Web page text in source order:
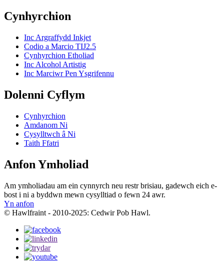
Cynhyrchion
Inc Argraffydd Inkjet
Codio a Marcio TIJ2.5
Cynhyrchion Etholiad
Inc Alcohol Artistig
Inc Marciwr Pen Ysgrifennu
Dolenni Cyflym
Cynhyrchion
Amdanom Ni
Cysylltwch â Ni
Taith Ffatri
Anfon Ymholiad
Am ymholiadau am ein cynnyrch neu restr brisiau, gadewch eich e-
bost i ni a byddwn mewn cysylltiad o fewn 24 awr.
Yn anfon
© Hawlfraint - 2010-2025: Cedwir Pob Hawl.